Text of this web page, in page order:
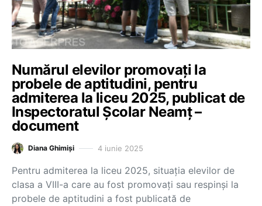
Numărul elevilor promovați la
probele de aptitudini, pentru
admiterea la liceu 2025, publicat de
Inspectoratul Școlar Neamț –
document
Diana Ghimiși 4 iunie 2025
Pentru admiterea la liceu 2025, situația elevilor de
clasa a VIII-a care au fost promovați sau respinși la
probele de aptitudini a fost publicată de